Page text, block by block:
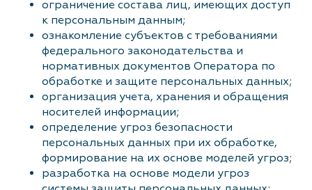
ограничение состава лиц, имеющих доступ
к персональным данным;
ознакомление субъектов с требованиями
федерального законодательства и
нормативных документов Оператора по
обработке и защите персональных данных;
организация учета, хранения и обращения
носителей информации;
определение угроз безопасности
персональных данных при их обработке,
формирование на их основе моделей угроз;
разработка на основе модели угроз